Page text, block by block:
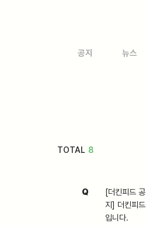
공지 뉴스
TOTAL 8
Q
[더킨피드 공
지] 더킨피드
입니다.